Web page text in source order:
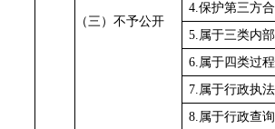
（三）不予公开
4.保护第三方
5.属于三类内
6.属于四类过
7.属于行政执
8.属于行政查